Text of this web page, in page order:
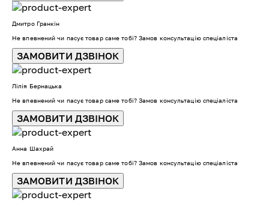
Дмитро Гранкін
Не впевнений чи пасує товар саме тобі? Замов консультацію спеціаліста
ЗАМОВИТИ ДЗВІНОК
Лілія Бернацька
Не впевнений чи пасує товар саме тобі? Замов консультацію спеціаліста
ЗАМОВИТИ ДЗВІНОК
Анна Шахрай
Не впевнений чи пасує товар саме тобі? Замов консультацію спеціаліста
ЗАМОВИТИ ДЗВІНОК